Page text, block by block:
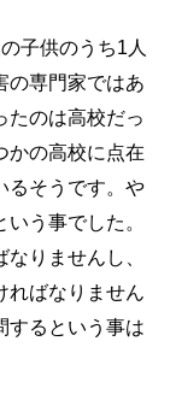
子供のうち1人
の専門家ではあ
たのは高校だっ
かの高校に点在
るそうです。や
う事でした。
りませんし、
ればなりません
するという事は